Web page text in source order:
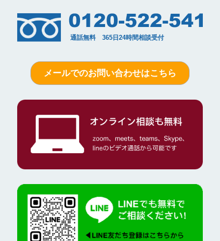
メールでのお問い合わせはこちら